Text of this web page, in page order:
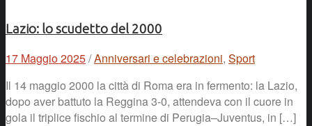
Lazio: lo scudetto del 2000
17 Maggio 2025/Anniversari e celebrazioni, Sport
Il 14 maggio 2000 la città di Roma era in fermento: la Lazio,
dopo aver battuto la Reggina 3-0, attendeva con il cuore in
gola il triplice fischio al termine di Perugia–Juventus, in […]